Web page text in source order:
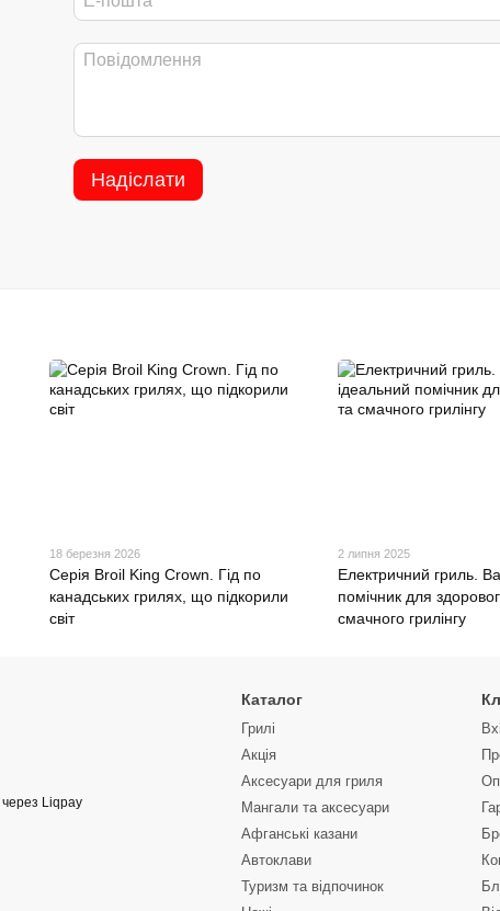
Надіслати
18 березня 2026
Серія Broil King Crown. Гід по
канадських грилях, що підкорили
світ
2 липня 2025
Електричний гриль.
помічник для
смачного грилінгу
Каталог
Грилі
Акція
Аксесуари для гриля
Мангали та аксесуари
Афганські казани
Автоклави
Туризм та відпочинок